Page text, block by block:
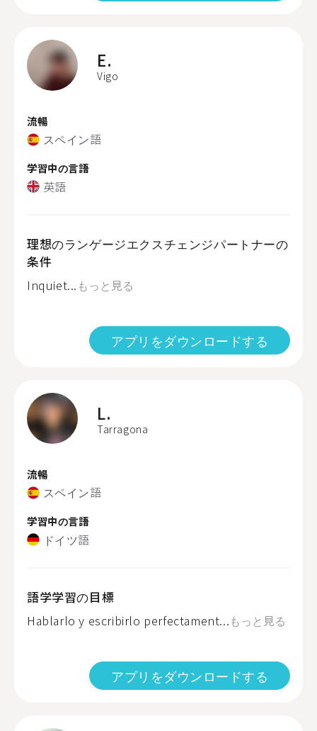
E.
Vigo
流暢
スペイン語
学習中の言語
英語
理想のランゲージエクスチェンジパートナーの
条件
Inquiet... もっと見る
アプリをダウンロードする
L.
Tarragona
流暢
スペイン語
学習中の言語
ドイツ語
語学学習の目標
Hablarlo y escribirlo perfectament...もっと見る
アプリをダウンロードする